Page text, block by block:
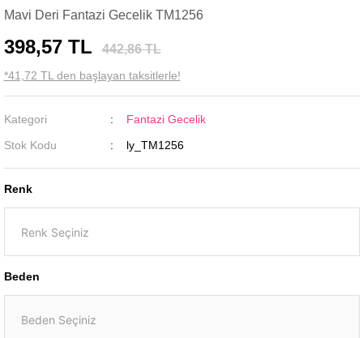
Mavi Deri Fantazi Gecelik TM1256
398,57 TL 442,86 TL
*41,72 TL den başlayan taksitlerle!
Kategori
Fantazi Gecelik
Stok Kodu
ly_TM1256
Renk
Beden